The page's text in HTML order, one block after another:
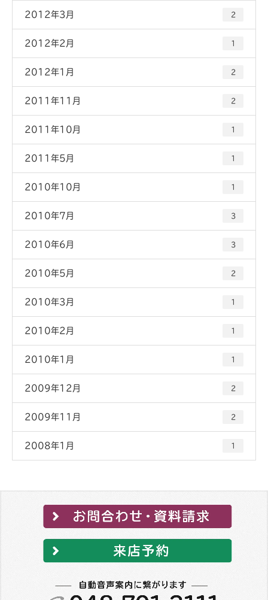
2012年3月 2
2012年2月 1
2012年1月 2
2011年11月 2
2011年10月 1
2011年5月 1
2010年10月 1
2010年7月 3
2010年6月 3
2010年5月 2
2010年3月 1
2010年2月 1
2010年1月 1
2009年12月 2
2009年11月 2
2008年1月 1